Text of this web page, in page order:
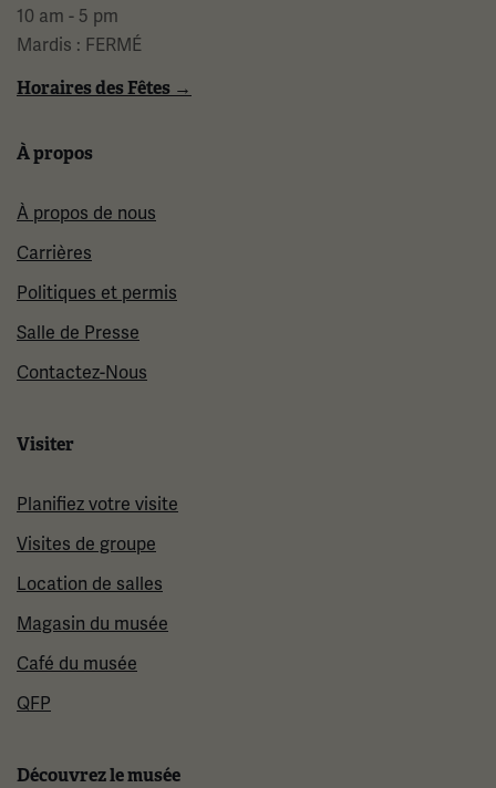
10 am - 5 pm
Mardis : FERMÉ
Horaires des Fêtes →
À propos
À propos de nous
Carrières
Politiques et permis
Salle de Presse
Contactez-Nous
Visiter
Planifiez votre visite
Visites de groupe
Location de salles
Magasin du musée
Café du musée
QFP
Découvrez le musée